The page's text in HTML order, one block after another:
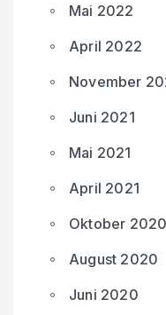
Mai 2022
April 2022
November
Juni 2021
Mai 2021
April 2021
Oktober 2020
August 2020
Juni 2020